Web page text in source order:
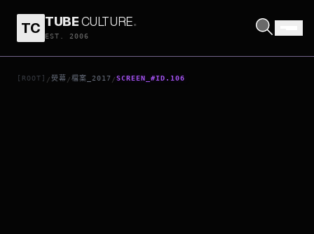
TC TUBECULTURE.
EST. 2006
[ROOT] /熒幕 /檔案_2017 /SCREEN_#ID.106
漢娜的遺言